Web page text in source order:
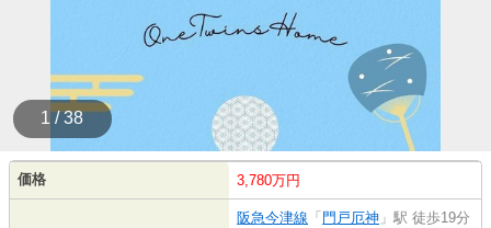
1 / 38
価格 3,780万円
阪急今津線 「 門戸厄神 」駅 徒歩19分